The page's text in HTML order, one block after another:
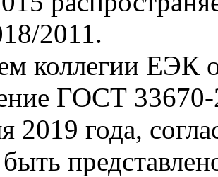
2011.
коллегии ЕЭК
ГОСТ 33670-
2019 года,